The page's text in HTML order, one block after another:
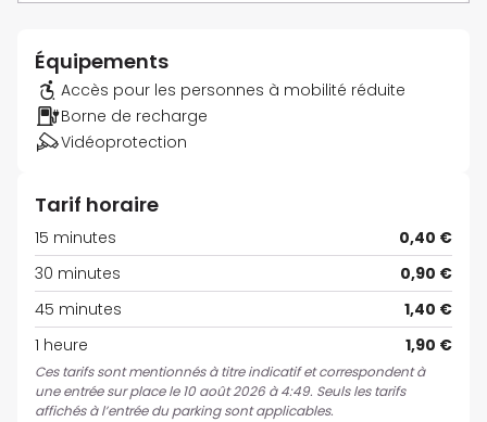
Équipements
Accès pour les personnes à mobilité réduite
Borne de recharge
Vidéoprotection
Tarif horaire
15 minutes
0,40 €
30 minutes
0,90 €
45 minutes
1,40 €
1 heure
1,90 €
Ces tarifs sont mentionnés à titre indicatif et correspondent à
une entrée sur place le 10 août 2026 à 4:49. Seuls les tarifs
affichés à l’entrée du parking sont applicables.